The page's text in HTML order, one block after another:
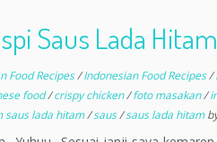
Saus Lada
Food Recipes/Indonesian Food Recipes/
food/crispy chicken/foto masakan/
saus lada hitam/saus/saus lada hitam